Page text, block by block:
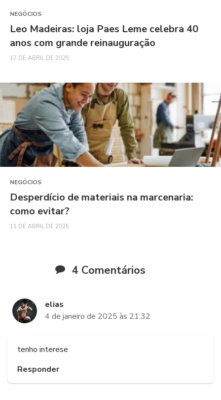
NEGÓCIOS
Leo Madeiras: loja Paes Leme celebra 40
anos com grande reinauguração
17 DE ABRIL DE 2025
NEGÓCIOS
Desperdício de materiais na marcenaria:
como evitar?
11 DE ABRIL DE 2025
4 Comentários
elias
4 de janeiro de 2025 às 21:32
tenho interese
Responder